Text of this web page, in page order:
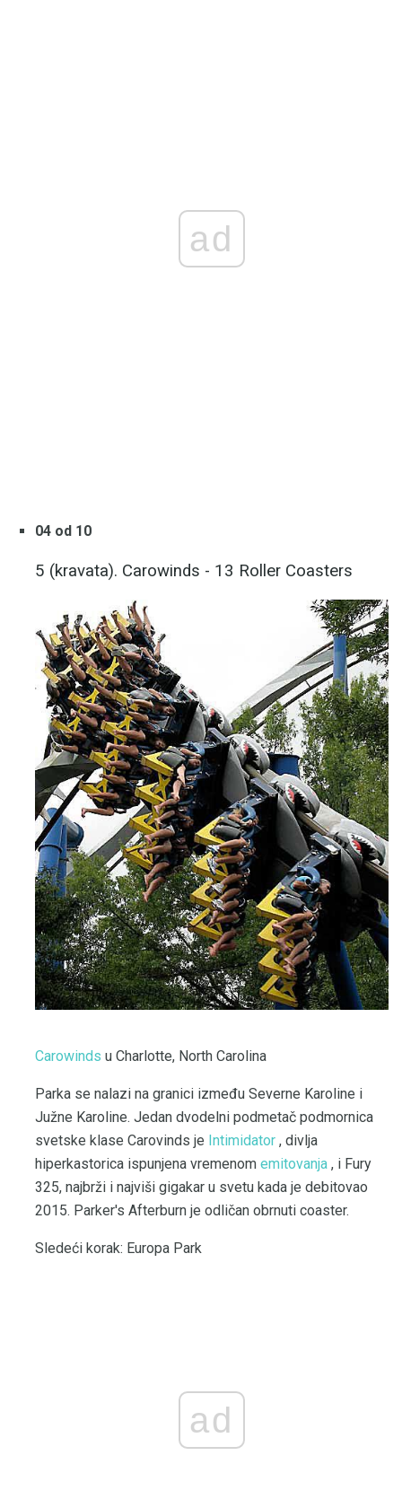
ad
04 od 10
5 (kravata). Carowinds - 13 Roller Coasters
Carowinds u Charlotte, North Carolina
Parka se nalazi na granici između Severne Karoline i
Južne Karoline. Jedan dvodelni podmetač podmornica
svetske klase Carovinds je Intimidator , divlja
hiperkastorica ispunjena vremenom emitovanja , i Fury
325, najbrži i najviši gigakar u svetu kada je debitovao
2015. Parker's Afterburn je odličan obrnuti coaster.
Sledeći korak: Europa Park
ad